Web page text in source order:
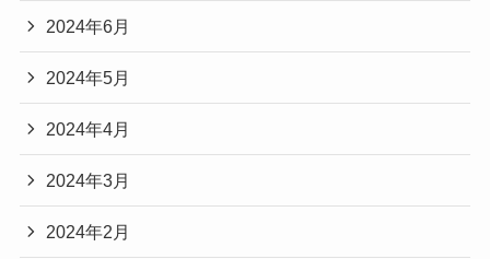
2024年6月
2024年5月
2024年4月
2024年3月
2024年2月